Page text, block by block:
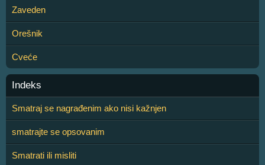
Zaveden
Orešnik
Cveće
Indeks
Smatraj se nagrađenim ako nisi kažnjen
smatrajte se opsovanim
Smatrati ili misliti